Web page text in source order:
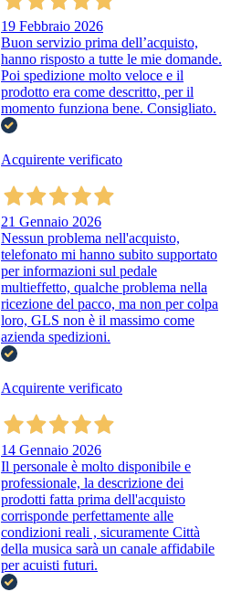
19 Febbraio 2026
Buon servizio prima dell’acquisto,
hanno risposto a tutte le mie domande.
Poi spedizione molto veloce e il
prodotto era come descritto, per il
momento funziona bene. Consigliato.
Acquirente verificato
21 Gennaio 2026
Nessun problema nell'acquisto,
telefonato mi hanno subito supportato
per informazioni sul pedale
multieffetto, qualche problema nella
ricezione del pacco, ma non per colpa
loro, GLS non è il massimo come
azienda spedizioni.
Acquirente verificato
14 Gennaio 2026
Il personale è molto disponibile e
professionale, la descrizione dei
prodotti fatta prima dell'acquisto
corrisponde perfettamente alle
condizioni reali , sicuramente Città
della musica sarà un canale affidabile
per acuisti futuri.